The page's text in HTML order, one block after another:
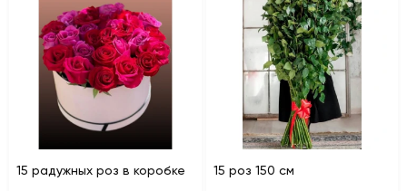
15 радужных роз в коробке 15 роз 150 см